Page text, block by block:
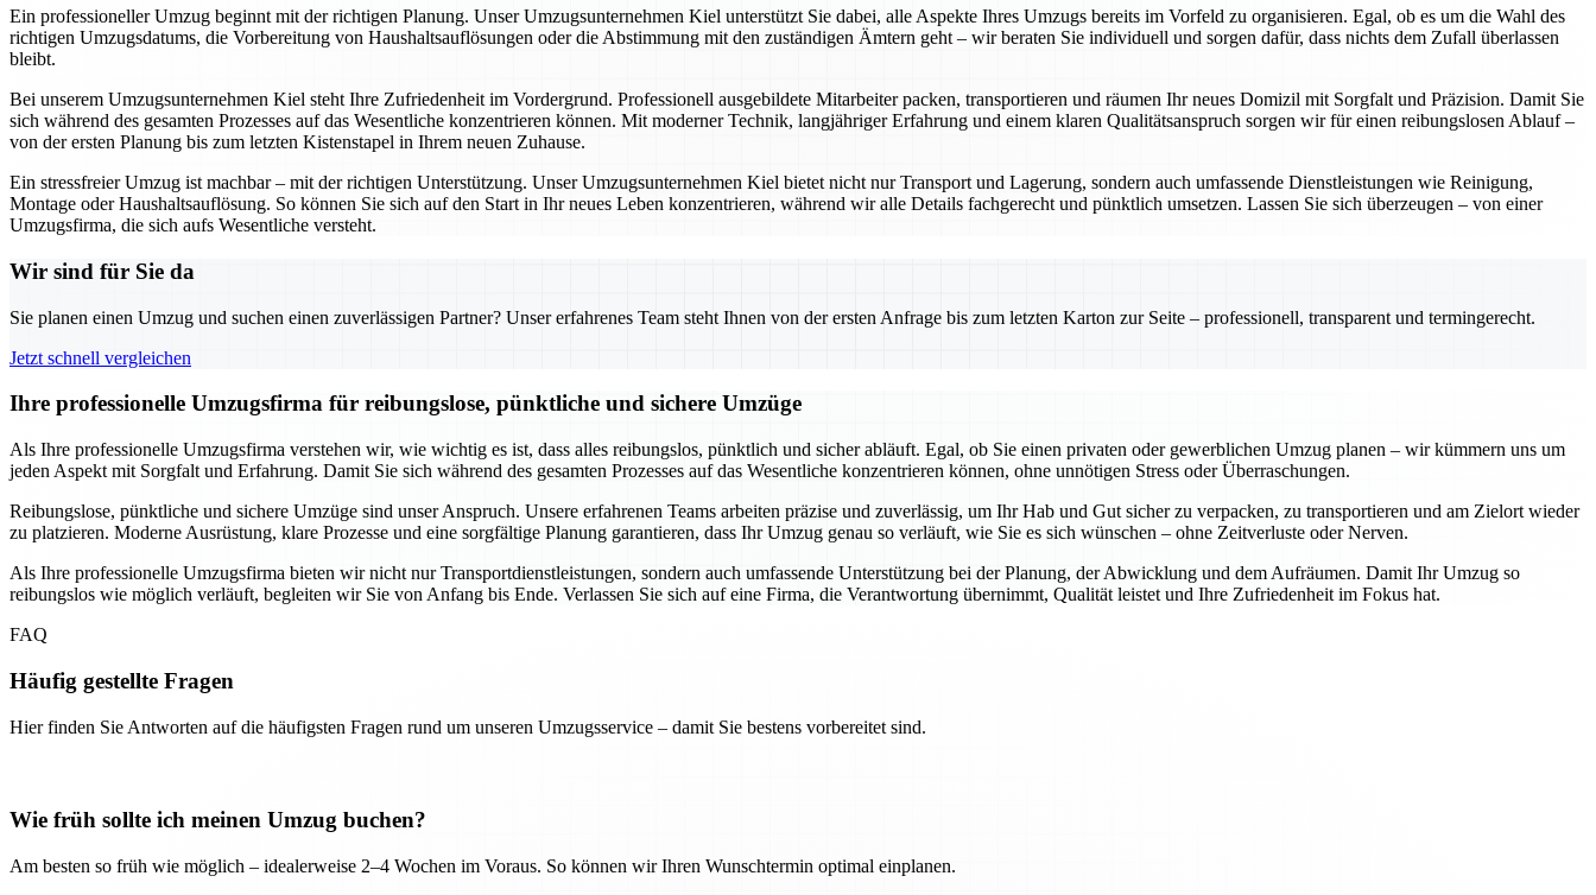
Ein professioneller Umzug beginnt mit der richtigen Planung. Unser Umzugsunternehmen Kiel unterstützt Sie dabei, alle Aspekte Ihres Umzugs bereits im Vorfeld zu organisieren. Egal, ob es um die Wahl des
richtigen Umzugsdatums, die Vorbereitung von Haushaltsauflösungen oder die Abstimmung mit den zuständigen Ämtern geht – wir beraten Sie individuell und sorgen dafür, dass nichts dem Zufall überlassen
bleibt.
Bei unserem Umzugsunternehmen Kiel steht Ihre Zufriedenheit im Vordergrund. Professionell ausgebildete Mitarbeiter packen, transportieren und räumen Ihr neues Domizil mit Sorgfalt und Präzision. Damit Sie
sich während des gesamten Prozesses auf das Wesentliche konzentrieren können. Mit moderner Technik, langjähriger Erfahrung und einem klaren Qualitätsanspruch sorgen wir für einen reibungslosen Ablauf –
von der ersten Planung bis zum letzten Kistenstapel in Ihrem neuen Zuhause.
Ein stressfreier Umzug ist machbar – mit der richtigen Unterstützung. Unser Umzugsunternehmen Kiel bietet nicht nur Transport und Lagerung, sondern auch umfassende Dienstleistungen wie Reinigung,
Montage oder Haushaltsauflösung. So können Sie sich auf den Start in Ihr neues Leben konzentrieren, während wir alle Details fachgerecht und pünktlich umsetzen. Lassen Sie sich überzeugen – von einer
Umzugsfirma, die sich aufs Wesentliche versteht.
Wir sind für Sie da
Sie planen einen Umzug und suchen einen zuverlässigen Partner? Unser erfahrenes Team steht Ihnen von der ersten Anfrage bis zum letzten Karton zur Seite – professionell, transparent und termingerecht.
Jetzt schnell vergleichen
Ihre professionelle Umzugsfirma für reibungslose, pünktliche und sichere Umzüge
Als Ihre professionelle Umzugsfirma verstehen wir, wie wichtig es ist, dass alles reibungslos, pünktlich und sicher abläuft. Egal, ob Sie einen privaten oder gewerblichen Umzug planen – wir kümmern uns um
jeden Aspekt mit Sorgfalt und Erfahrung. Damit Sie sich während des gesamten Prozesses auf das Wesentliche konzentrieren können, ohne unnötigen Stress oder Überraschungen.
Reibungslose, pünktliche und sichere Umzüge sind unser Anspruch. Unsere erfahrenen Teams arbeiten präzise und zuverlässig, um Ihr Hab und Gut sicher zu verpacken, zu transportieren und am Zielort wieder
zu platzieren. Moderne Ausrüstung, klare Prozesse und eine sorgfältige Planung garantieren, dass Ihr Umzug genau so verläuft, wie Sie es sich wünschen – ohne Zeitverluste oder Nerven.
Als Ihre professionelle Umzugsfirma bieten wir nicht nur Transportdienstleistungen, sondern auch umfassende Unterstützung bei der Planung, der Abwicklung und dem Aufräumen. Damit Ihr Umzug so
reibungslos wie möglich verläuft, begleiten wir Sie von Anfang bis Ende. Verlassen Sie sich auf eine Firma, die Verantwortung übernimmt, Qualität leistet und Ihre Zufriedenheit im Fokus hat.
FAQ
Häufig gestellte Fragen
Hier finden Sie Antworten auf die häufigsten Fragen rund um unseren Umzugsservice – damit Sie bestens vorbereitet sind.
Wie früh sollte ich meinen Umzug buchen?
Am besten so früh wie möglich – idealerweise 2–4 Wochen im Voraus. So können wir Ihren Wunschtermin optimal einplanen.